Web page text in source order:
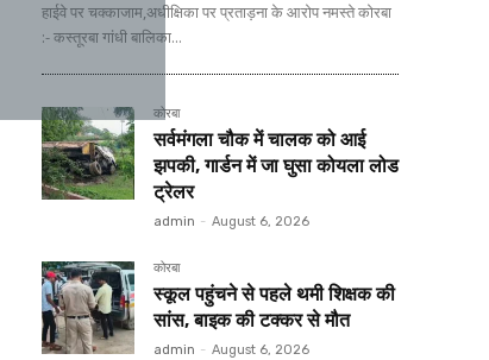
हाईवे पर चक्काजाम,अधीक्षिका पर प्रताड़ना के आरोप नमस्ते कोरबा
:- कस्तूरबा गांधी बालिका...
कोरबा
सर्वमंगला चौक में चालक को आई
झपकी, गार्डन में जा घुसा कोयला लोड
ट्रेलर
admin - August 6, 2026
कोरबा
स्कूल पहुंचने से पहले थमी शिक्षक की
सांस, बाइक की टक्कर से मौत
admin - August 6, 2026